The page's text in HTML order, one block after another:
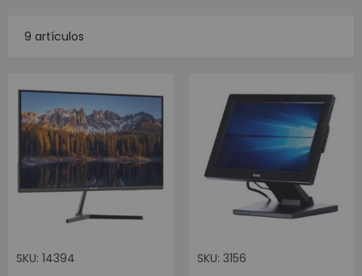
9 artículos
SKU: 14394
SKU: 3156